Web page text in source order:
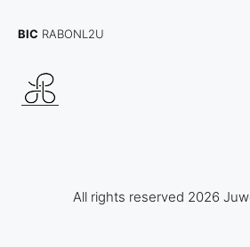
BIC RABONL2U
All rights reserved 2026